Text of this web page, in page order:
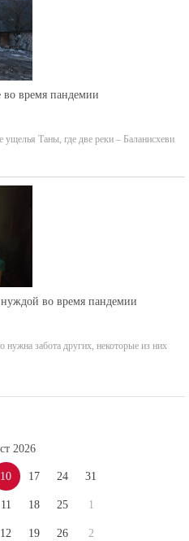
время пандемии
Таны, где две реки – Баланисхеви
во время пандемии
забота других, некоторые из них
2026
10
11
12
17
18
19
24
25
26
31
1
2